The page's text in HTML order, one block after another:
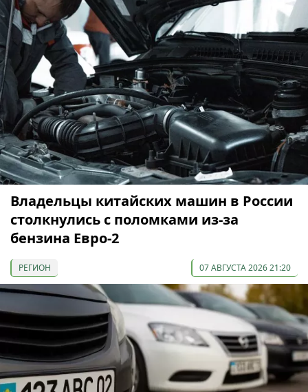
Владельцы китайских машин в России
столкнулись с поломками из-за
бензина Евро-2
РЕГИОН 07 АВГУСТА 2026 21:20